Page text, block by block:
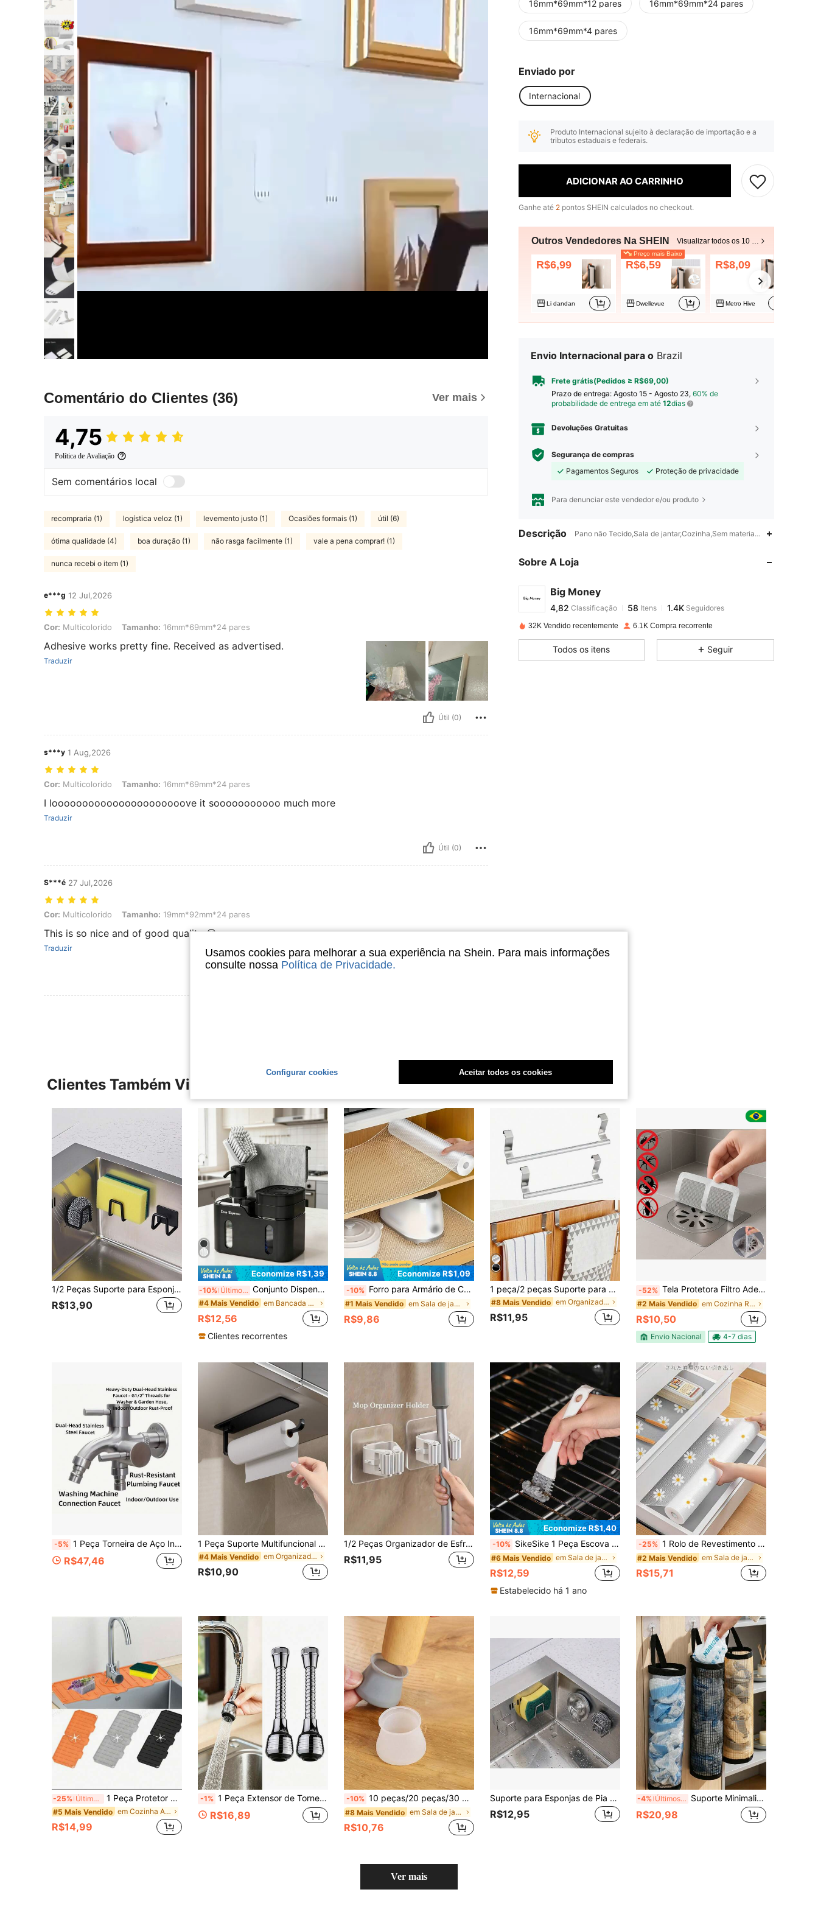
Comentário do Clientes (36) Ver mais
4,75
Política de Avaliação
Sem comentários local
recompraria (1) logística veloz (1) levemento justo (1) Ocasiões formais (1) útil (6)
ótima qualidade (4) boa duração (1) não rasga facilmente (1) vale a pena comprar! (1)
nunca recebi o item (1)
e***g 12 Jul,2026
Cor: Multicolorido, Tamanho: 16mm*69mm*24 pares
Cor: Multicolorido Tamanho: 16mm*69mm*24 pares
Adhesive works pretty fine. Received as advertised.
Traduzir
Útil (0)
s***y 1 Aug,2026
Cor: Multicolorido, Tamanho: 16mm*69mm*24 pares
Cor: Multicolorido Tamanho: 16mm*69mm*24 pares
I loooooooooooooooooooooove it sooooooooooo much more
Traduzir
Útil (0)
S***é 27 Jul,2026
Cor: Multicolorido, Tamanho: 19mm*92mm*24 pares
Cor: Multicolorido Tamanho: 19mm*92mm*24 pares
This is so nice and of good quality 😍
Traduzir
16mm*69mm*12 pares 16mm*69mm*24 pares
16mm*69mm*4 pares
Enviado por
Internacional
Produto Internacional sujeito à declaração de importação e a
tributos estaduais e federais.
ADICIONAR AO CARRINHO
Ganhe até 2 pontos SHEIN calculados no checkout.
Outros Vendedores Na SHEIN Visualizar todos os 10 vendedores
R$6,99
Li dandan
Preço mais Baixo
R$6,59
Dwellevue
R$8,09
Metro Hive
Envio Internacional para o Brazil
Frete grátis(Pedidos ≥ R$69,00)
Prazo de entrega: Agosto 15 - Agosto 23, 60% de
probabilidade de entrega em até 12dias
Devoluções Gratuitas
Segurança de compras
Pagamentos Seguros
Proteção de privacidade
Para denunciar este vendedor e/ou produto
Descrição Pano não Tecido,Sala de jantar,Cozinha,Sem materiais secundários
Sobre A Loja
Big Money
4,82
4,82 Classificação
l***npago1 dia atrás
32K Vendido recentemente 6.1K Compra recorrente
Todos os itens Seguir
Clientes Também Visitaram
1/2 Peças Suporte para Esponja de Pia de Aço Inoxidável Sem Furos - Escorredor de Cozinha Autoadesivo com Rede de Drenagem, Adequado para Esponja, Escova, Detergente de Louça
R$13,90
Economize R$1,39
-10% Últimos 3 dias Conjunto Dispensador de Sabão de Cozinha 4 em 1 (Com Esponja, Escova e Suporte para Toalha), Garrafa de Pressão Recarregável para Bancada, Adequado para Sabão de Louça e Sabão para as Mãos, Armazenamento de Pia Economizador de Espaço e Decoração Moderna para Casa, Presente Ideal para Feriados
#4 Mais Vendido em Bancada Utensílios de cozinha
R$12,56
Clientes recorrentes
Economize R$1,09
-10% Forro para Armário de Cozinha à Prova de Umidade, Impermeável, Antiderrapante para Geladeiras, Armários & Prateleiras de Bancadas & Forros Resistentes a Água e Óleo, Organização de Cozinha, Armazenamento, Acessórios de Cozinha, Forro para Prateleira e Gaveta Doméstica, Essenciais para Dormitório, Faculdade
#1 Mais Vendido em Sala de jantar Peças e acessórios para armários
R$9,86
1 peça/2 peças Suporte para Toalha de Aço Inoxidável para Armário de Cozinha, Barra de Toalha para Porta de Banheiro sem Emendas, Decoração de Casamento, Decoração de Natal, Decoração de Aniversário, Presente de Aniversário, Decoração de Mesa de Natal, Natal, Decoração de Natal, Presente de Natal
#8 Mais Vendido em Organizadores de armários de cozinha
R$11,95
-52% Tela Protetora Filtro Adesivo Para Ralo Banheiro Cozinha Quintal Coletor De Cabelo Anti Insetos
#2 Mais Vendido em Cozinha Ralos e filtros de cozinha
R$10,50
Envio Nacional 4-7 dias
-5% 1 Peça Torneira de Aço Inoxidável Reforçada com Dupla Cabeça e Controle Separado de Água Quente e Fria - Torneira Universal à Prova de Ferrugem para Uso Interno/Externo, Rosca Métrica G1/2 Adequada para Conexão de Máquina de Lavar e Mangueira de Jardim, Construção Metálica Durável, Uso Duplo Doméstico e Externo
R$47,46
1 Peça Suporte Multifuncional para Papel Toalha de Cozinha, Autoadesivo & Montagem na Parede Sob o Armário com Dispensador de Filme Plástico e Prateleira de Armazenamento, Organizador Durável e Elegante que Economiza Espaço, Adequado para Cozinha de RV, Banheiro & Uso Doméstico
#4 Mais Vendido em Organizadores de armários de cozinha
R$10,90
1/2 Peças Organizador de Esfregão Montado na Parede com Ganchos de Trava, Suporte de Armazenamento para Vassoura de Plástico para Quarto, Jardim, Cozinha, Banheiro, Espaço Dorm, Economizador de Espaço, Bolsa, Organizador, Armazenamento, Cozinha
R$11,95
Economize R$1,40
-10% SikeSike 1 Peça Escova Multifuncional de Limpeza de Fogão para Bancada de Cozinha, Prateleira, Espaço, Pia, Canto, Grelha de Churrasco, Itens de Cozinha, Acessórios de Cozinha, Utensílios de Cozinha
#6 Mais Vendido em Sala de jantar Peças e acessórios para armários
R$12,59
Estabelecido há 1 ano
-25% 1 Rolo de Revestimento à Prova d'Água, Antiderrapante e Antisgaste para Gavetas, Design Estampado, À Prova de Umidade e Poeira, Adequado para Proteger Armários de Cozinha, Tampos de Mesa e Revestimentos de Geladeira. Mantenha um Ambiente Doméstico Limpo e Higiênico, Multiuso, Durável e de Alta Qualidade, Não Deformável.
#2 Mais Vendido em Sala de jantar Peças e acessórios para armários
R$15,71
-25% Últimos 3 dias 1 Peça Protetor Antirrespingo de Torneira de Silicone Grosso, Tapete de Pia de Cozinha; Cobertura Antirrespingo de Torneira, Itens de Cozinha, Acessórios de Cozinha, Utensílios de Cozinha
#5 Mais Vendido em Cozinha Acessórios para pias de cozinha
R$14,99
-1% 1 Peça Extensor de Torneira Giratório 360°, Dispositivo Economizador de Água com Modos de Jato Duplo (Jato Forte/Fino), Design Anti-Respingos, Reforçador de Pressão Durável, Instalação Sem Ferramentas, Adequado para Banheiro, Cozinha, Pias de Sala de Jantar, Compatível com a Maioria das Torneiras, Acessório de Torneira Economizador de Espaço, Extensão de Torneira de Cozinha e Banheiro Bico de Jato Universal
R$16,89
-10% 10 peças/20 peças/30 peças Capas de Silicone para Pés de Cadeira, Protetores Antiderrapantes para Móveis em Piso de Madeira, Protetores de Pés de Mesa Amortecedores de Ruído, Itens de Cozinha, Acessórios de Cozinha, Utensílios de Cozinha
#8 Mais Vendido em Sala de jantar Peças e acessórios para armários
R$10,76
Suporte para Esponjas de Pia de Cozinha em Aço Inoxidável, Escorredor Adesivo de Pia, Ganchos de Armazenamento Montados na Parede da Cozinha, Organizador de Armazenamento de Cozinha, Acessórios de Cozinha, Itens de Cozinha, Acessórios de Cozinha, Utensílios de Cozinha
R$12,95
-4% Últimos 3 dias Suporte Minimalista de Sacola de Plástico com Tela Suspensa, Dispensador de Sacolas de Compras Montado na Parede da Cozinha, Organizador de Armazenamento Doméstico Estético
R$20,98
Ver mais
Usamos cookies para melhorar a sua experiência na Shein. Para mais informações
consulte nossa Política de Privacidade.
Configurar cookies Aceitar todos os cookies